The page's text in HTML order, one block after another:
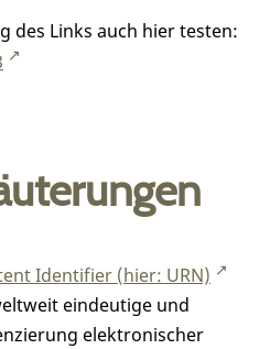
des Links auch hier testen:
Identifier (hier: URN)
eindeutige und
elektronischer